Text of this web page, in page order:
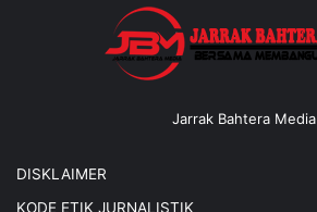
Jarrak Bahtera Media
DISKLAIMER
KODE ETIK JURNALISTIK